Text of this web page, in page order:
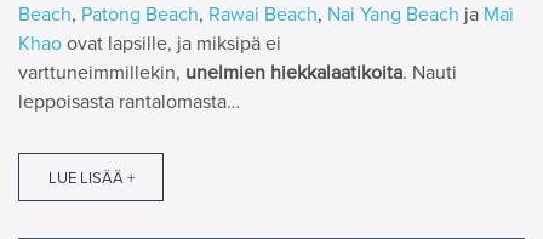
Beach, Patong Beach, Rawai Beach, Nai Yang Beach ja Mai
Khao ovat lapsille, ja miksipä ei
varttuneimmillekin, unelmien hiekkalaatikoita. Nauti
leppoisasta rantalomasta…
LUE LISÄÄ +